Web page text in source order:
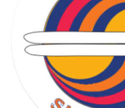
RUNNING SOCIETY